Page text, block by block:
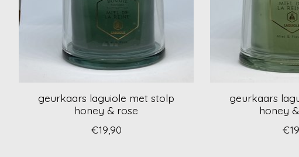
geurkaars laguiole met stolp
honey & rose
€19,90
geurkaars
honey